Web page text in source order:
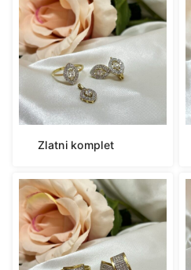
Zlatni komplet